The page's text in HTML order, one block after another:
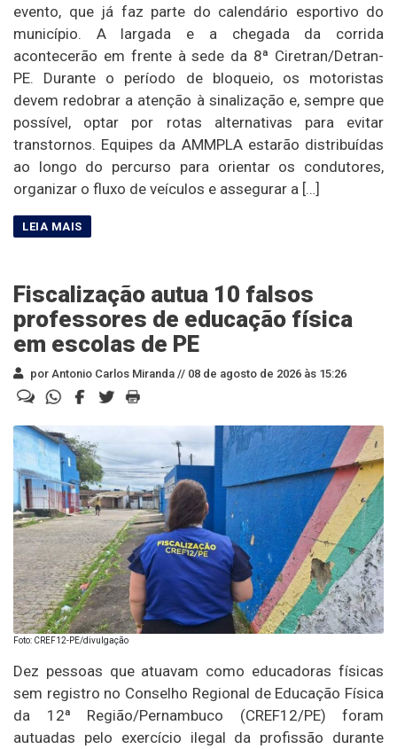
evento, que já faz parte do calendário esportivo do
município. A largada e a chegada da corrida
acontecerão em frente à sede da 8ª Ciretran/Detran-
PE. Durante o período de bloqueio, os motoristas
devem redobrar a atenção à sinalização e, sempre que
possível, optar por rotas alternativas para evitar
transtornos. Equipes da AMMPLA estarão distribuídas
ao longo do percurso para orientar os condutores,
organizar o fluxo de veículos e assegurar a […]
Fiscalização autua 10 falsos
professores de educação física
em escolas de PE
por Antonio Carlos Miranda // 08 de agosto de 2026 às 15:26
Foto: CREF12-PE/divulgação
Dez pessoas que atuavam como educadoras físicas
sem registro no Conselho Regional de Educação Física
da 12ª Região/Pernambuco (CREF12/PE) foram
autuadas pelo exercício ilegal da profissão durante